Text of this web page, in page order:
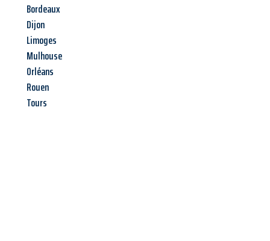
Bordeaux
Dijon
Limoges
Mulhouse
Orléans
Rouen
Tours